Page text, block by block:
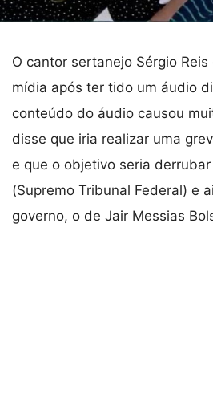
O cantor sertanejo Sérgio
mídia após ter tido um áudio
conteúdo do áudio causou
disse que iria realizar uma
e que o objetivo seria
(Supremo Tribunal Federal) e
governo, o de Jair Messias